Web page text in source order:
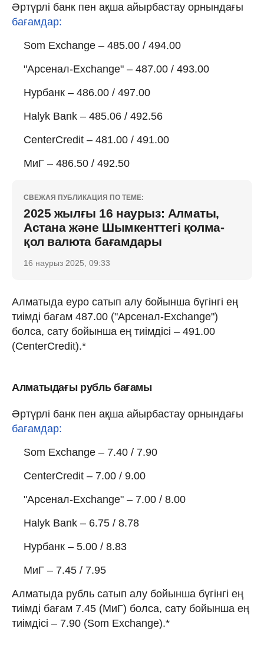
Әртүрлі банк пен ақша айырбастау орнындағы
бағамдар:
Som Exchange – 485.00 / 494.00
"Арсенал-Exchange" – 487.00 / 493.00
Нурбанк – 486.00 / 497.00
Halyk Bank – 485.06 / 492.56
CenterCredit – 481.00 / 491.00
МиГ – 486.50 / 492.50
СВЕЖАЯ ПУБЛИКАЦИЯ ПО ТЕМЕ:
2025 жылғы 16 наурыз: Алматы,
Астана және Шымкенттегі қолма-
қол валюта бағамдары
16 наурыз 2025, 09:33
Алматыда еуро сатып алу бойынша бүгінгі ең
тиімді бағам 487.00 ("Арсенал-Exchange")
болса, сату бойынша ең тиімдісі – 491.00
(CenterCredit).*
Алматыдағы рубль бағамы
Әртүрлі банк пен ақша айырбастау орнындағы
бағамдар:
Som Exchange – 7.40 / 7.90
CenterCredit – 7.00 / 9.00
"Арсенал-Exchange" – 7.00 / 8.00
Halyk Bank – 6.75 / 8.78
Нурбанк – 5.00 / 8.83
МиГ – 7.45 / 7.95
Алматыда рубль сатып алу бойынша бүгінгі ең
тиімді бағам 7.45 (МиГ) болса, сату бойынша ең
тиімдісі – 7.90 (Som Exchange).*